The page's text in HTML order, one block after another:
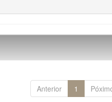
Anterior 1